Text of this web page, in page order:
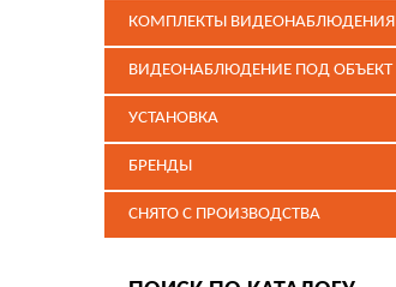
КОМПЛЕКТЫ ВИДЕОНАБЛЮДЕНИЯ
ВИДЕОНАБЛЮДЕНИЕ ПОД ОБЪЕКТ
УСТАНОВКА
БРЕНДЫ
СНЯТО С ПРОИЗВОДСТВА